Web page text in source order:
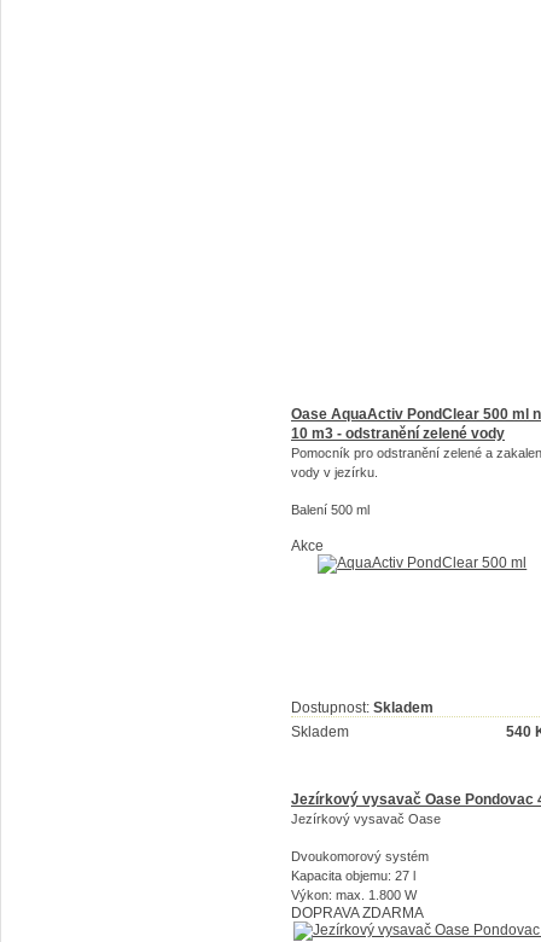
Oase AquaActiv PondClear 500 ml
10 m3 - odstranění zelené vody
Pomocník pro odstranění zelené a
vody v jezírku.
Balení 500 ml
Akce
Dostupnost: Skladem
Skladem
540
Jezírkový vysavač Oase Pondovac
Jezírkový vysavač Oase
Dvoukomorový systém
Kapacita objemu: 27 l
Výkon: max. 1.800 W
DOPRAVA ZDARMA